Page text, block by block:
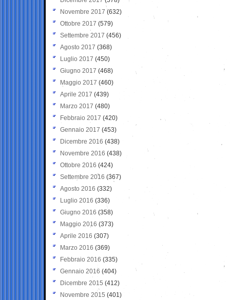
Novembre 2017 (632)
Ottobre 2017 (579)
Settembre 2017 (456)
Agosto 2017 (368)
Luglio 2017 (450)
Giugno 2017 (468)
Maggio 2017 (460)
Aprile 2017 (439)
Marzo 2017 (480)
Febbraio 2017 (420)
Gennaio 2017 (453)
Dicembre 2016 (438)
Novembre 2016 (438)
Ottobre 2016 (424)
Settembre 2016 (367)
Agosto 2016 (332)
Luglio 2016 (336)
Giugno 2016 (358)
Maggio 2016 (373)
Aprile 2016 (307)
Marzo 2016 (369)
Febbraio 2016 (335)
Gennaio 2016 (404)
Dicembre 2015 (412)
Novembre 2015 (401)